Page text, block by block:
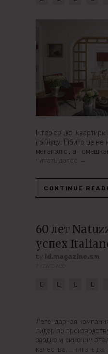
Інтер’єр цієї
погляду. Нібито це
мегаполісі, а
читать далее →
CONTINUE
60 лет
успех
by id.magazine.sm
Легендарная
лидер по
заодно и синоним
качества, …читать